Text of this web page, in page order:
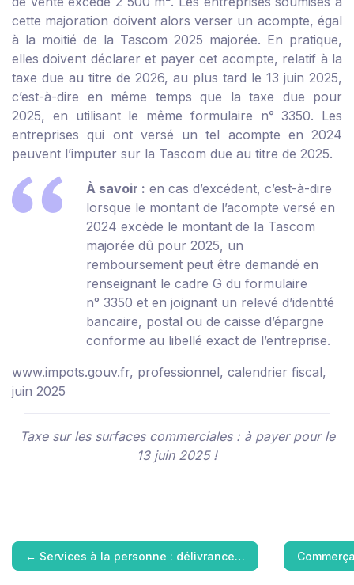
cette majoration doivent alors verser un acompte, égal
à la moitié de la Tascom 2025 majorée. En pratique,
elles doivent déclarer et payer cet acompte, relatif à la
taxe due au titre de 2026, au plus tard le 13 juin 2025,
c’est-à-dire en même temps que la taxe due pour
2025, en utilisant le même formulaire n° 3350. Les
entreprises qui ont versé un tel acompte en 2024
peuvent l’imputer sur la Tascom due au titre de 2025.
À savoir : en cas d’excédent, c’est-à-dire
lorsque le montant de l’acompte versé en
2024 excède le montant de la Tascom
majorée dû pour 2025, un
remboursement peut être demandé en
renseignant le cadre G du formulaire
n° 3350 et en joignant un relevé d’identité
bancaire, postal ou de caisse d’épargne
conforme au libellé exact de l’entreprise.
www.impots.gouv.fr, professionnel, calendrier fiscal,
juin 2025
Taxe sur les surfaces commerciales : à payer pour le
13 juin 2025 !
← Services à la personne : délivrance…